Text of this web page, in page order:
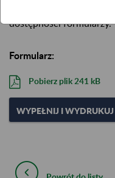
dostępności formularzy.
Formularz:
Pobierz plik 241 kB
WYPEŁNIJ I WYDRUKUJ